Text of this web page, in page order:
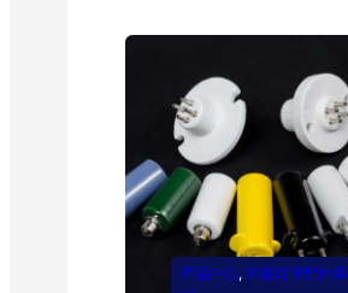
产品中心, 常规灯管配件系